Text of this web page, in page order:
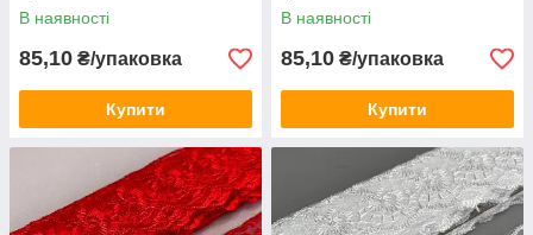
В наявності
85,10 ₴/упаковка
Купити
В наявності
85,10 ₴/упаковка
Купити